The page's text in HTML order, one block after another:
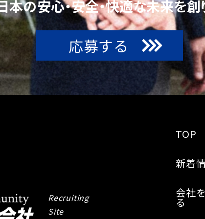
本の安心・安全・快適な未来を創
応募する
Recruiting
Site
TOP
新着
会社
る